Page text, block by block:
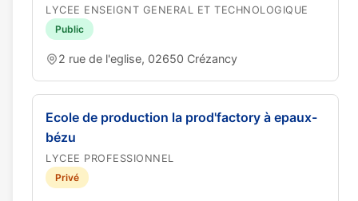
LYCEE ENSEIGNT GENERAL ET TECHNOLOGIQUE
Public
2 rue de l'eglise, 02650 Crézancy
Ecole de production la prod'factory à epaux-
bézu
LYCEE PROFESSIONNEL
Privé